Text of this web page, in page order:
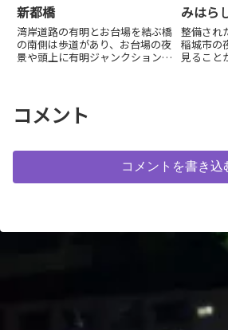
新都橋
湾岸道路の有明とお台場を結ぶ橋
の南側は歩道があり、お台場の夜
景や頭上に有明ジャンクションを
みはら
整備され
稲城市の
見ること
コメント
コメントを書き込